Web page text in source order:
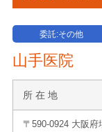
委託:その他
山手医院
所 在 地
〒590-0924 大阪